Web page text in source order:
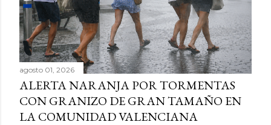
agosto 01, 2026
ALERTA NARANJA POR TORMENTAS
CON GRANIZO DE GRAN TAMAÑO EN
LA COMUNIDAD VALENCIANA